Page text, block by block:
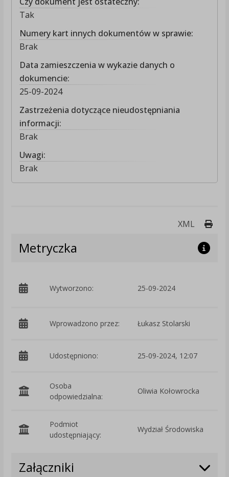
Tak
Numery kart innych dokumentów w sprawie:
Brak
Data zamieszczenia w wykazie danych o
dokumencie:
25-09-2024
Zastrzeżenia dotyczące nieudostępniania
informacji:
Brak
Uwagi:
Brak
XML
Metryczka
Wytworzono: 25-09-2024
Wprowadzono przez: Łukasz Stolarski
Udostępniono: 25-09-2024, 12:07
Osoba
odpowiedzialna:
Oliwia Kołowrocka
Podmiot
udostępniający:
Wydział Środowiska
Załączniki